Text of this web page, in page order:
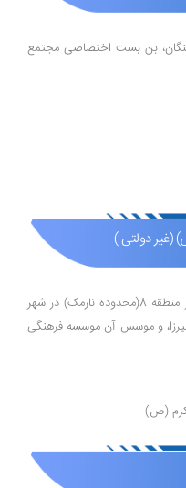
بن بست اختصاصی مجتمع
(غیر دولتی )
مدرسهنبی اکرم (ص) پسرانه(غیر دولتی)در منطقه 8(محدوده نارمک) در شهر
میرزا، و موسس آن موسسه فرهنگی
(ص)